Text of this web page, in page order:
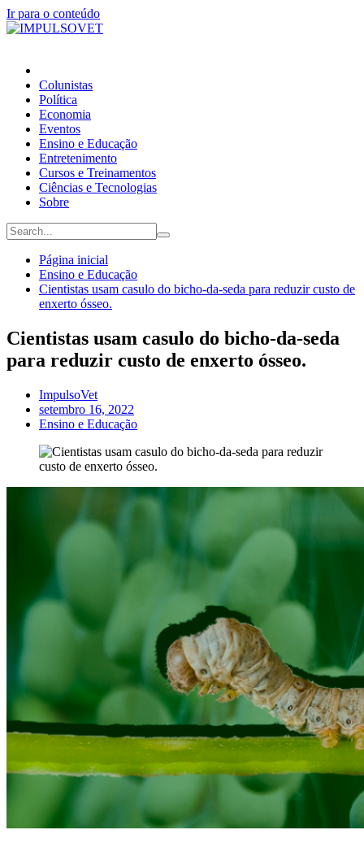
Ir para o conteúdo
Colunistas
Política
Economia
Eventos
Ensino e Educação
Entretenimento
Cursos e Treinamentos
Ciências e Tecnologias
Sobre
Página inicial
Ensino e Educação
Cientistas usam casulo do bicho-da-seda para reduzir custo de
enxerto ósseo.
Cientistas usam casulo do bicho-da-seda
para reduzir custo de enxerto ósseo.
ImpulsoVet
setembro 16, 2022
Ensino e Educação